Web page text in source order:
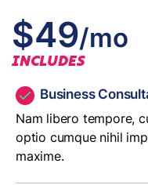
$49/mo
INCLUDES
Business
Nam libero tempore,
optio cumque nihil
maxime.